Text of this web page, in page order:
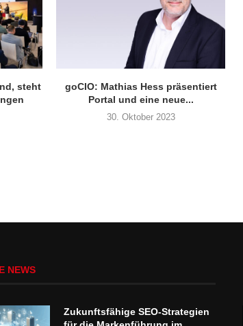
steht
goCIO: Mathias Hess präsentiert
Portal und eine neue...
30. Oktober 2023
NEWS
Zukunftsfähige SEO-Strategien